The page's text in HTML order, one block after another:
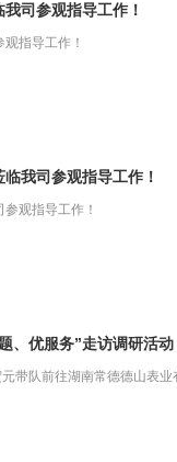
司参观指导工作！
指导工作！
我司参观指导工作！
观指导工作！
、优服务”走访调研活动
带队前往湖南常德德山表业